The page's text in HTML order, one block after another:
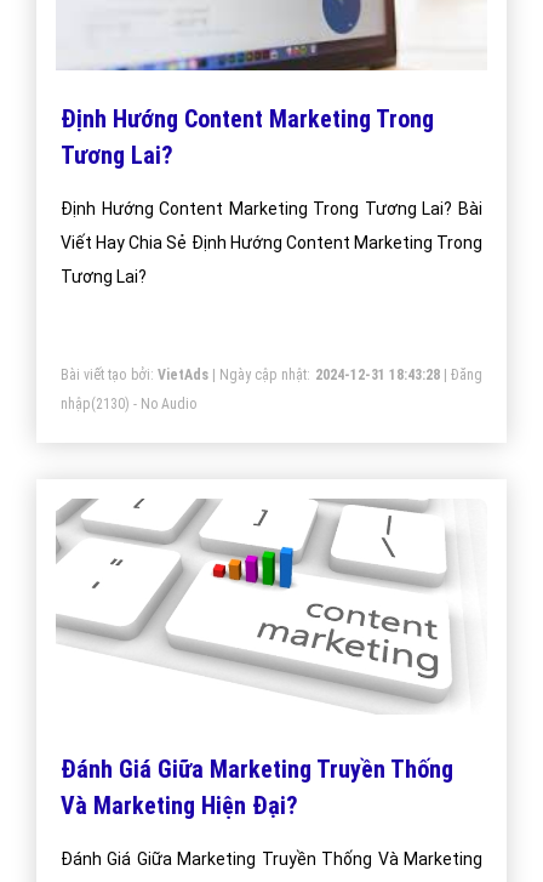
Định Hướng Content Marketing Trong
Tương Lai?
Định Hướng Content Marketing Trong Tương Lai? Bài
Viết Hay Chia Sẻ Định Hướng Content Marketing Trong
Tương Lai?
Bài viết tạo bởi: VietAds| Ngày cập nhật: 2024-12-31 18:43:28|Đăng
nhập(2130) - No Audio
Đánh Giá Giữa Marketing Truyền Thống
Và Marketing Hiện Đại?
Đánh Giá Giữa Marketing Truyền Thống Và Marketing